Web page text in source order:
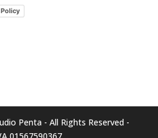
Penta - All Rights Reserved -